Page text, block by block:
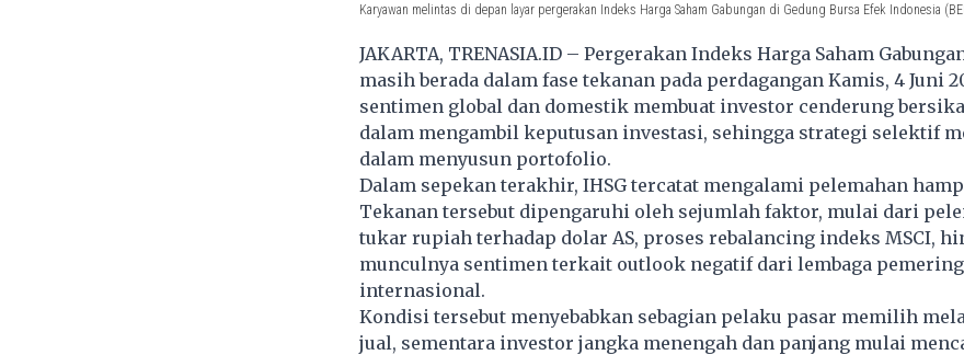
Karyawan melintas di depan layar pergerakan Indeks Harga Saham Gabungan di Gedung Bursa Efek Indonesia
JAKARTA, TRENASIA.ID – Pergerakan Indeks Harga Saham
masih berada dalam fase tekanan pada perdagangan Kamis, 4 Juni
sentimen global dan domestik membuat investor cenderung
dalam mengambil keputusan investasi, sehingga strategi selektif
dalam menyusun portofolio.
Dalam sepekan terakhir, IHSG tercatat mengalami pelemahan
Tekanan tersebut dipengaruhi oleh sejumlah faktor, mulai dari
tukar rupiah terhadap dolar AS, proses rebalancing indeks MSCI,
munculnya sentimen terkait outlook negatif dari lembaga
internasional.
Kondisi tersebut menyebabkan sebagian pelaku pasar memilih
jual, sementara investor jangka menengah dan panjang mulai